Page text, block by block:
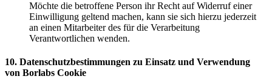
Möchte die betroffene Person ihr Recht auf Widerruf einer
Einwilligung geltend machen, kann sie sich hierzu jederzeit
an einen Mitarbeiter des für die Verarbeitung
Verantwortlichen wenden.
10. Datenschutzbestimmungen zu Einsatz und Verwendung
von Borlabs Cookie